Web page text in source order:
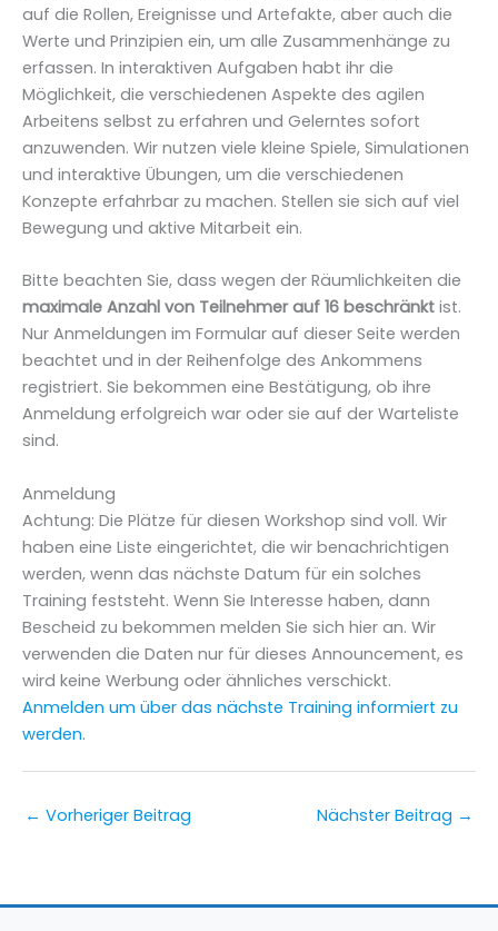
auf die Rollen, Ereignisse und Artefakte, aber auch die
Werte und Prinzipien ein, um alle Zusammenhänge zu
erfassen. In interaktiven Aufgaben habt ihr die
Möglichkeit, die verschiedenen Aspekte des agilen
Arbeitens selbst zu erfahren und Gelerntes sofort
anzuwenden. Wir nutzen viele kleine Spiele, Simulationen
und interaktive Übungen, um die verschiedenen
Konzepte erfahrbar zu machen. Stellen sie sich auf viel
Bewegung und aktive Mitarbeit ein.
Bitte beachten Sie, dass wegen der Räumlichkeiten die
maximale Anzahl von Teilnehmer auf 16 beschränkt ist.
Nur Anmeldungen im Formular auf dieser Seite werden
beachtet und in der Reihenfolge des Ankommens
registriert. Sie bekommen eine Bestätigung, ob ihre
Anmeldung erfolgreich war oder sie auf der Warteliste
sind.
Anmeldung
Achtung: Die Plätze für diesen Workshop sind voll. Wir
haben eine Liste eingerichtet, die wir benachrichtigen
werden, wenn das nächste Datum für ein solches
Training feststeht. Wenn Sie Interesse haben, dann
Bescheid zu bekommen melden Sie sich hier an. Wir
verwenden die Daten nur für dieses Announcement, es
wird keine Werbung oder ähnliches verschickt.
Anmelden um über das nächste Training informiert zu
werden.
← Vorheriger Beitrag Nächster Beitrag →